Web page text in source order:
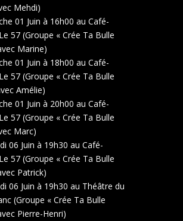
Mehdi)
01 Juin à 16h00 au Café-
57 (Groupe « Crée Ta Bulle
Marine)
01 Juin à 18h00 au Café-
57 (Groupe « Crée Ta Bulle
Amélie)
01 Juin à 20h00 au Café-
57 (Groupe « Crée Ta Bulle
Marc)
06 Juin à 19h30 au Café-
57 (Groupe « Crée Ta Bulle
Patrick)
06 Juin à 19h30 au Théâtre du
(Groupe « Crée Ta Bulle
Pierre-Henri)